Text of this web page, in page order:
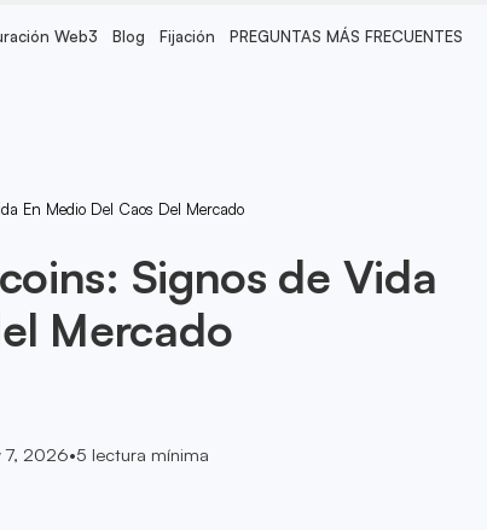
Web3 Blog Fijación PREGUNTAS MÁS FRECUENTES
En Medio Del Caos Del Mercado
Signos de Vida
Mercado
7, 2026•5 lectura mínima